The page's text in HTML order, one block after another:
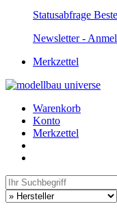
Statusabfrage
Newsletter -
Merkzettel
Warenkorb
Konto
Merkzettel